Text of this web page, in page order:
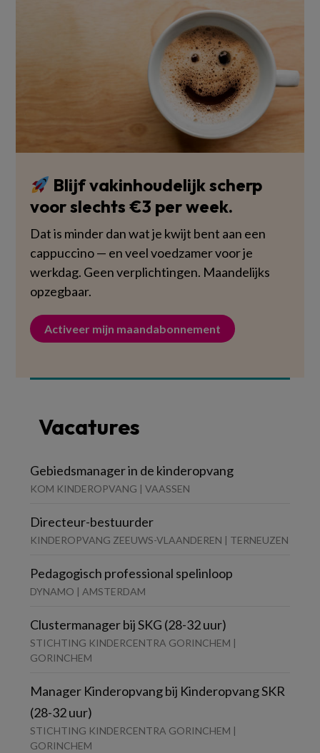
Blijf vakinhoudelijk scherp
voor slechts €3 per week.
Dat is minder dan wat je kwijt bent aan een
cappuccino — en veel voedzamer voor je
werkdag. Geen verplichtingen. Maandelijks
opzegbaar.
Activeer mijn maandabonnement
Vacatures
Gebiedsmanager in de kinderopvang
KOM KINDEROPVANG | VAASSEN
Directeur-bestuurder
KINDEROPVANG ZEEUWS-VLAANDEREN | TERNEUZEN
Pedagogisch professional spelinloop
DYNAMO | AMSTERDAM
Clustermanager bij SKG (28-32 uur)
STICHTING KINDERCENTRA GORINCHEM |
GORINCHEM
Manager Kinderopvang bij Kinderopvang SKR
(28-32 uur)
STICHTING KINDERCENTRA GORINCHEM |
GORINCHEM